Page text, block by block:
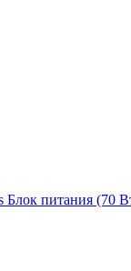
Блок питания (70